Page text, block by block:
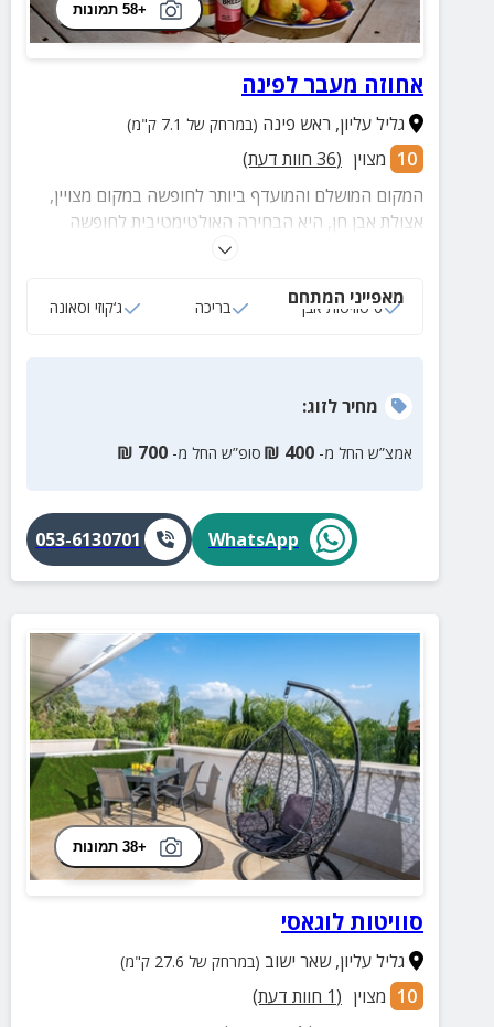
+58 תמונות
אחוזה מעבר לפינה
גליל עליון, ראש פינה (במרחק של 7.1 ק"מ)
10 מצוין (
36 חוות דעת)
המקום המושלם והמועדף ביותר לחופשה במקום מצויין,
אצולת אבן חן, היא הבחירה האולטימטיבית לחופשה
מאפייני המתחם
6 סוויטות אבן בריכה ג‘קוזי וסאונה
מחירלזוג:
אמצ”ש החל מ- 400
₪ סופ”ש החל מ- 700
₪
WhatsApp
053-6130701
+38 תמונות
סוויטות לוגאסי
גליל עליון,שאר ישוב (במרחק של 27.6 ק"מ)
10 מצוין (
1 חוות דעת)